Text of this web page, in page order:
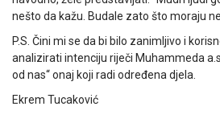
nešto da kažu. Budale zato što moraju
P.S. Čini mi se da bi bilo zanimljivo i
analizirati intenciju riječi Muhammeda
od nas“ onaj koji radi određena djela.
Ekrem Tucaković